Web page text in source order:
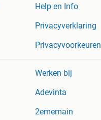
Help en Info
Privacyverklaring
Privacyvoorkeuren
Werken bij
Adevinta
2ememain